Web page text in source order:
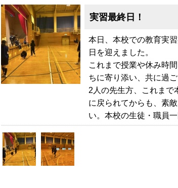
実習最終日！
本日、本校での教育実
日を迎えました。
これまで授業や休み時
ちに寄り添い、共に過
2人の先生方、これまで
に戻られてからも、素
い。本校の生徒・職員